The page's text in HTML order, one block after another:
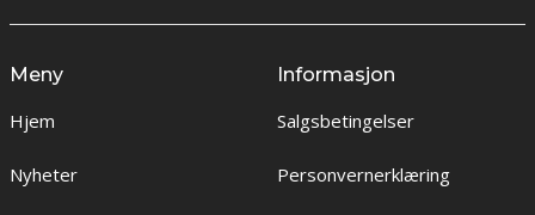
Meny
Hjem
Nyheter
Informasjon
Salgsbetingelser
Personvernerklæring